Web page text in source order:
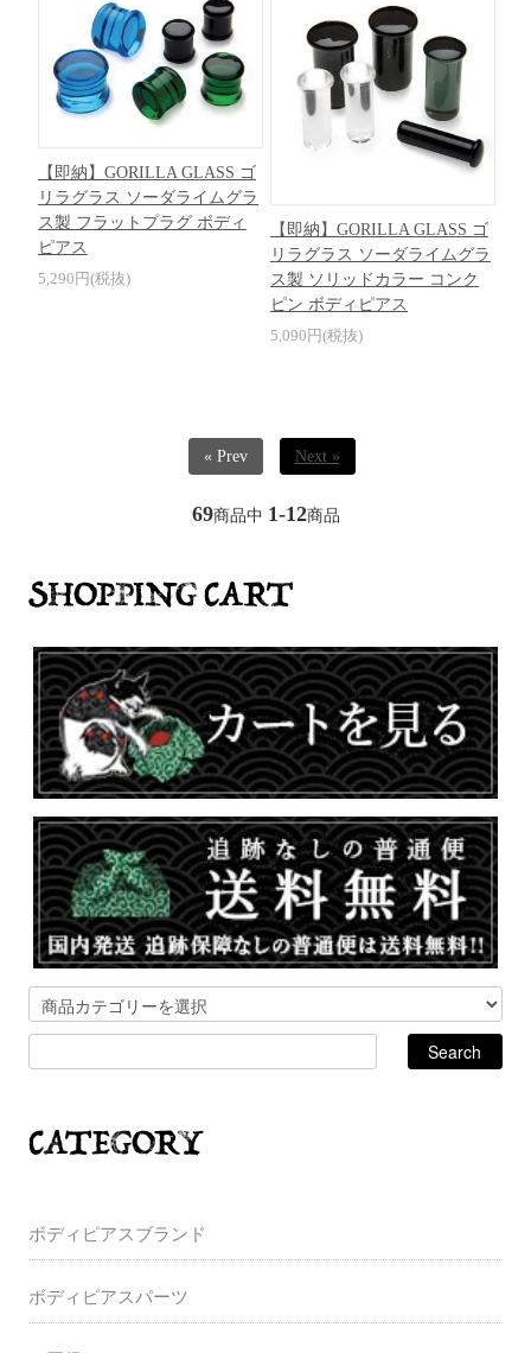
【即納】GORILLA GLASS ゴ
リラグラス ソーダライムグラ
ス製 フラットプラグ ボディ
ピアス
5,290円(税抜)
【即納】GORILLA GLASS ゴ
リラグラス ソーダライムグラ
ス製 ソリッドカラー コンク
ピン ボディピアス
5,090円(税抜)
« Prev Next »
69商品中 1-12商品
ボディピアスブランド
ボディピアスパーツ